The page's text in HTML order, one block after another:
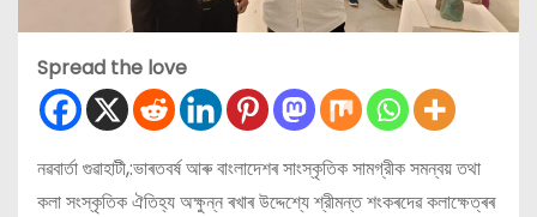
Spread the love
নৱবার্তা গুৱাহাটী,:ভাৰতবৰ্ষ আৰু বাংলাদেশৰ সাংস্কৃতিক সামগ্রীক সমন্বয় তথা
কলা সংস্কৃতিক ঐতিহ্য অক্ষুন্ন ৰখাৰ উদ্দেশ্যে শ্রীমন্ত শংকৰদেৱ কলাক্ষেত্ৰৰ